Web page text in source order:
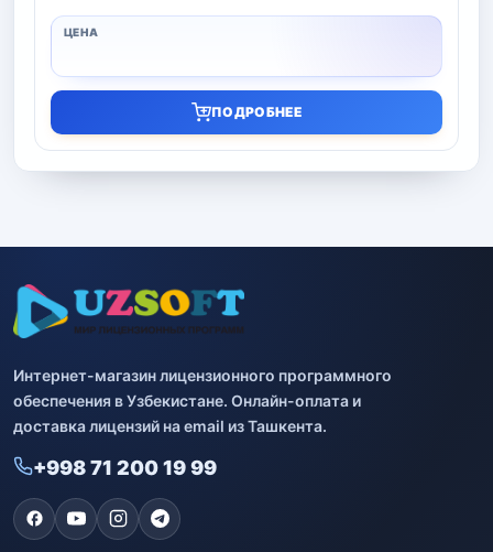
ПОДРОБНЕЕ
Интернет-магазин лицензионного программного
обеспечения в Узбекистане. Онлайн-оплата и
доставка лицензий на email из Ташкента.
+998 71 200 19 99